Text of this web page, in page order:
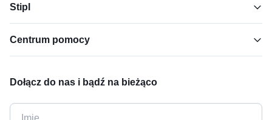
Stipl
Centrum pomocy
Dołącz do nas i bądź na bieżąco